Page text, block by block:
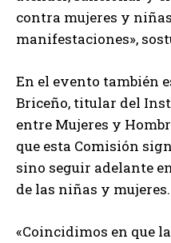
contra mujeres y
manifestaciones»,
En el evento también
Briceño, titular del
entre Mujeres y
que esta Comisión
sino seguir adelante
de las niñas y mujeres.
«Coincidimos en que